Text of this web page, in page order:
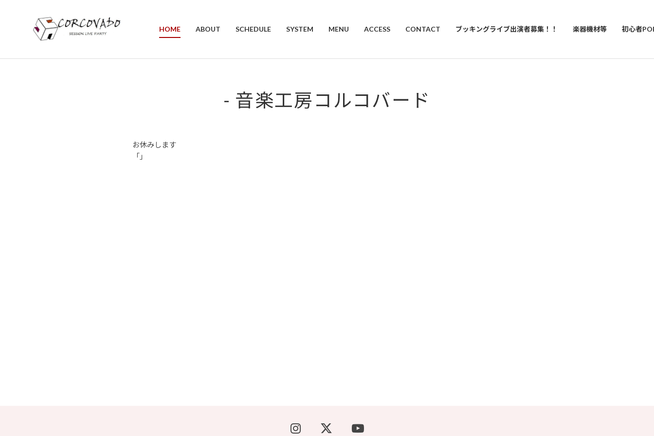
HOME ABOUT SCHEDULE SYSTEM MENU ACCESS CONTACT ブッキングライブ出演者募集！！ 楽器機材等 初心者
- 音楽工房コルコバード
お休みします
「」